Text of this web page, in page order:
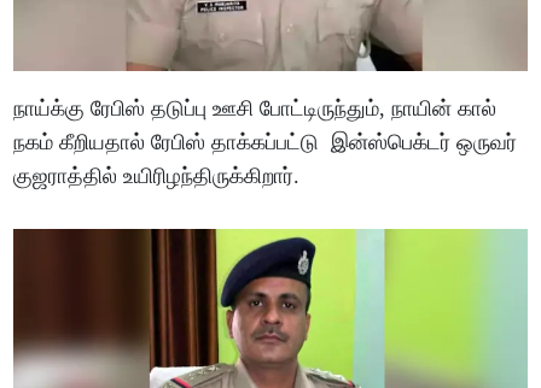
நாய்க்கு ரேபிஸ் தடுப்பு ஊசி போட்டிருந்தும், நாயின் கால்
நகம் கீறியதால் ரேபிஸ் தாக்கப்பட்டு இன்ஸ்பெக்டர் ஒருவர்
குஜராத்தில் உயிரிழந்திருக்கிறார்.